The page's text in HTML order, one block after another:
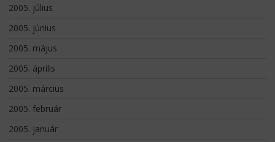
2005. július
2005. június
2005. május
2005. április
2005. március
2005. február
2005. január